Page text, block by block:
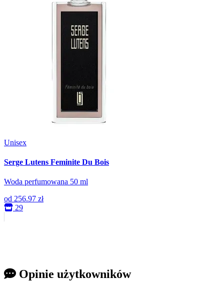
Unisex
Serge Lutens Feminite Du Bois
Woda perfumowana 50 ml
od 256.97 zł
29
Opinie użytkowników